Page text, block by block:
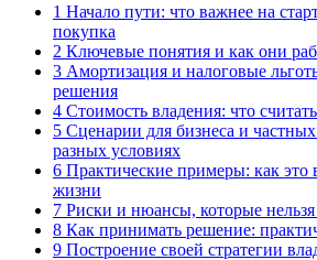
1 Начало пути: что важнее на
покупка
2 Ключевые понятия и как они
3 Амортизация и налоговые
решения
4 Стоимость владения: что
5 Сценарии для бизнеса и
разных условиях
6 Практические примеры: как это
жизни
7 Риски и нюансы, которые
8 Как принимать решение:
9 Построение своей стратегии